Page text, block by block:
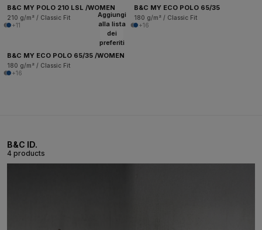
B&C MY POLO 210 LSL /WOMEN
210 g/m² / Classic Fit
+11
B&C MY ECO POLO 65/35
180 g/m² / Classic Fit
+16
Aggiungi
alla lista
dei
preferiti
B&C MY ECO POLO 65/35 /WOMEN
180 g/m² / Classic Fit
+16
B&C ID.
4 products